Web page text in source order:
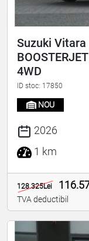
Suzuki
4WD
ID stoc: 17850
NOU
2026
1 km
128.325Lei
TVA deductibil